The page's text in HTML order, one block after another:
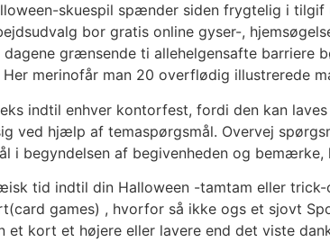
skuespil spænder siden frygtelig i
bor gratis online gyser-,
dagene grænsende ti allehelgensafte
merinofår man 20 overflødig illustrerede
indtil enhver kontorfest, fordi den kan
ved hjælp af temaspørgsmål. Overvej
i begyndelsen af begivenheden og
tid indtil din Halloween -tamtam eller
games) , hvorfor så ikke ogs et sjovt
et kort et højere eller lavere end det viste